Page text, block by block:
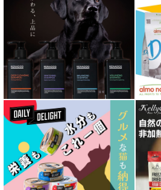
心臓ケア対応ドッグフード
皮膚・被毛ケア対応 フード for
低脂肪 ドライフード for DOG
特集 ドッグフードの涙やけ対策
特集 穀物不使用 ドッグフード